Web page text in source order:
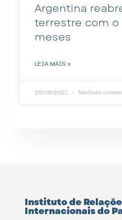
Argentina
terrestre com o
meses
LEIA MAIS »
28/09/2021 Nenhum
Instituto de
Internacionais do